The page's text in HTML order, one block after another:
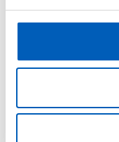
Mobilnummer